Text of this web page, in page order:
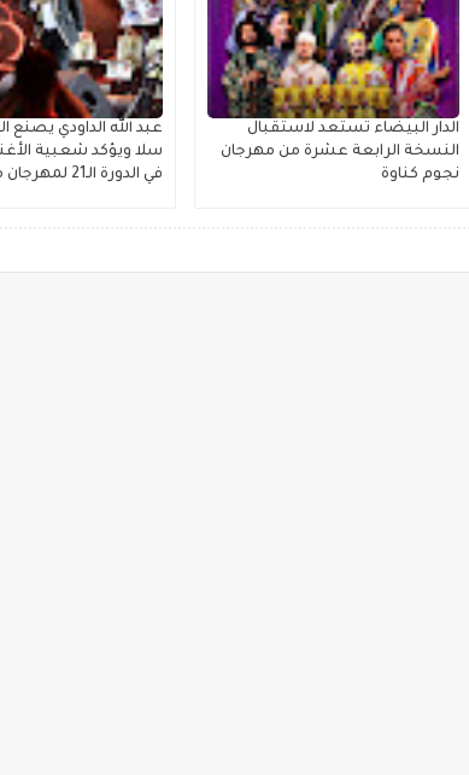
الدار البيضاء تستعد لاستقبال
النسخة الرابعة عشرة من مهرجان
نجوم كناوة
عبد الله الداودي
سلا ويؤكد شعبية
في الدورة الـ21 لمهرجان موازين